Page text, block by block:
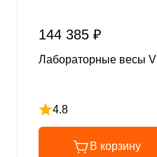
144 385 ₽
Лабораторные весы
4.8
Рейтинг 4.8 из 5
В корзину